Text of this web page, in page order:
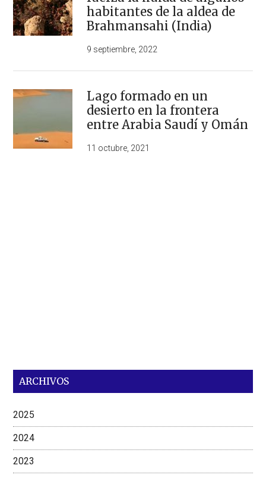
habitantes de la aldea de
Brahmansahi (India)
9 septiembre, 2022
Lago formado en un
desierto en la frontera
entre Arabia Saudí y Omán
11 octubre, 2021
ARCHIVOS
2025
2024
2023